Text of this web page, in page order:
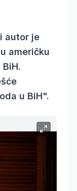
autor je
američku
u BiH".